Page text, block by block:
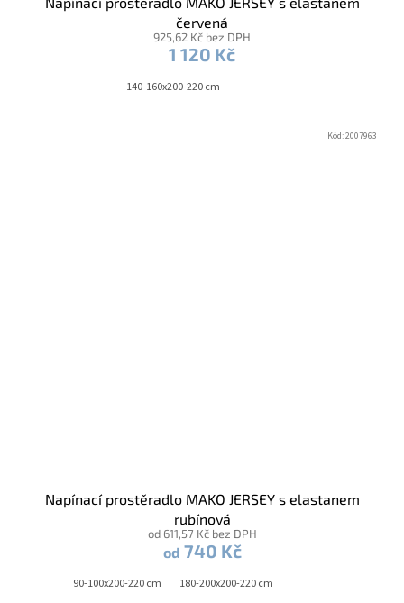
červená
925,62 Kč bez DPH
1 120 Kč
140-160x200-220 cm
Napínací prostěradlo MAKO JERSEY s elastanem
rubínová
od 611,57 Kč bez DPH
od 740 Kč
90-100x200-220 cm 180-200x200-220 cm
Kód:2007963